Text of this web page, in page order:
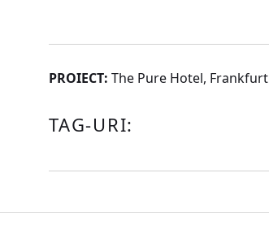
PROIECT: The Pure Hotel, Frankfurt
TAG-URI: